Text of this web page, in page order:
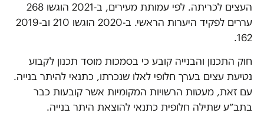
העצים לכריתה. לפי עמותת מעירים, ב-2021 הוגשו 268
עררים לפקיד היערות הראשי. ב-2020 הוגשו 210 וב-2019
162.
חוק התכנון והבנייה קובע כי בסמכות מוסד תכנון לקבוע
נטיעת עצים בערך חלופי לאלו שנכרתו, כתנאי להיתר בנייה.
עם זאת, מעטות הרשויות המקומיות אשר קובעות כבר
בתב״ע שתילה חלופית כתנאי להוצאת היתר בנייה.